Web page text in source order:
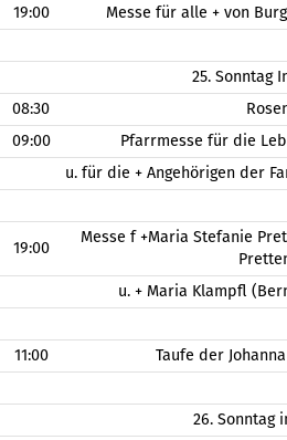
19:00 Messe für alle + von
25. Sonntag
08:30
09:00
Pfarrmesse für die
u. für die + Angehörigen der
19:00
Messe f +Maria Stefanie
u. + Maria Klampfl
11:00 Taufe der
26. Sonntag